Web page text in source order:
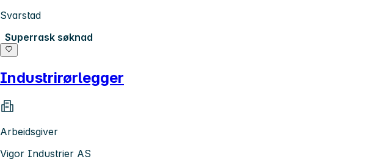
Svarstad
Superrask søknad
Industrirørlegger
Arbeidsgiver
Vigor Industrier AS